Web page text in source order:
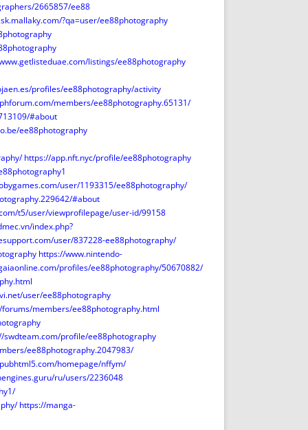
ENVÍA CORREO
CANALES DE VÍDEO
2665857/ee88
?qa=user/ee88photography
listings/ee88photography
profiles/ee88photography/activity
members/ee88photography.65131/
#about
ee88photography
https://app.nft.nyc/profile/ee88photography
user/1193315/ee88photography/
#about
t5/user/viewprofilepage/user-id/99158
index.php?
user/837228-ee88photography/
https://www.nintendo-
profiles/ee88photography/50670882/
user/ee88photography
members/ee88photography.html
swdteam.com/profile/ee88photography
ee88photography.2047983/
homepage/nffym/
ru/users/2236048
https://manga-